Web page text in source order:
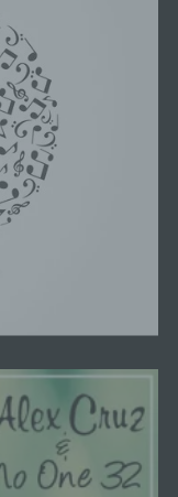
so
Angebot
zu
ist
Daten
welche
verwenden
sogenannte
aus einer